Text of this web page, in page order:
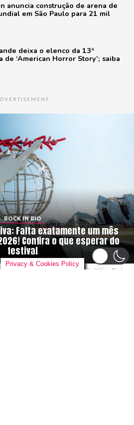
anuncia construção de arena de
em São Paulo para 21 mil
deixa o elenco da 13ª
de ‘American Horror Story’; saiba
ROCK IN RIO
Falta exatamente um mês
Confira o que esperar do
festival
Rock in Rio. Foto: Divulgação / I Hate Flash
Privacy & Cookies Policy